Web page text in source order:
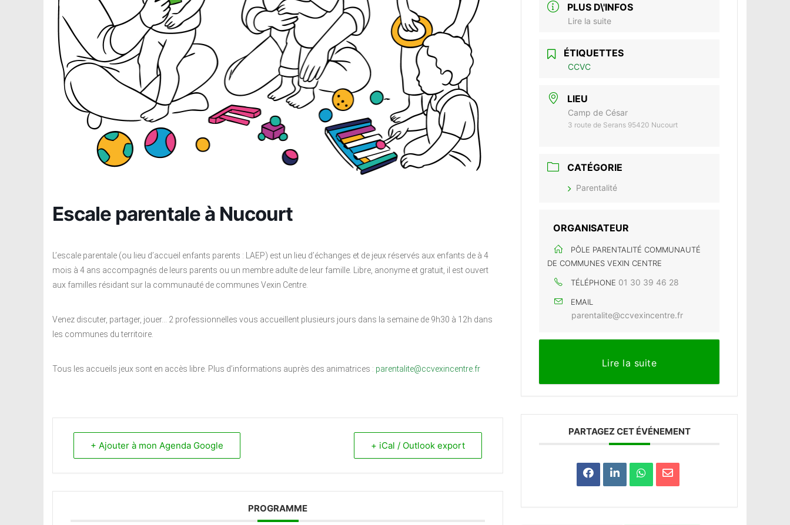
Escale parentale à Nucourt
L’escale parentale (ou lieu d’accueil enfants parents : LAEP) est un lieu d’échanges et de jeux réservés aux enfants de à 4
mois à 4 ans accompagnés de leurs parents ou un membre adulte de leur famille. Libre, anonyme et gratuit, il est ouvert
aux familles résidant sur la communauté de communes Vexin Centre.
Venez discuter, partager, jouer… 2 professionnelles vous accueillent plusieurs jours dans la semaine de 9h30 à 12h dans
les communes du territoire.
Tous les accueils jeux sont en accès libre. Plus d’informations auprès des animatrices : parentalite@ccvexincentre.fr
+ Ajouter à mon Agenda Google + iCal / Outlook export
PROGRAMME
PLUS D\'INFOS
Lire la suite
ÉTIQUETTES
CCVC
LIEU
Camp de César
3 route de Serans 95420 Nucourt
CATÉGORIE
Parentalité
ORGANISATEUR
PÔLE PARENTALITÉ COMMUNAUTÉ
DE COMMUNES VEXIN CENTRE
TÉLÉPHONE 01 30 39 46 28
EMAIL
parentalite@ccvexincentre.fr
Lire la suite
PARTAGEZ CET ÉVÉNEMENT